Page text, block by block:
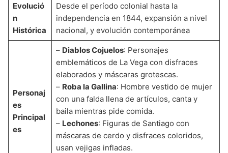
Evolució
n
Histórica
Desde el período colonial hasta la
independencia en 1844, expansión a nivel
nacional, y evolución contemporánea
Personaj
es
Principal
es
– Diablos Cojuelos: Personajes
emblemáticos de La Vega con disfraces
elaborados y máscaras grotescas.
– Roba la Gallina: Hombre vestido de mujer
con una falda llena de artículos, canta y
baila mientras pide comida.
– Lechones: Figuras de Santiago con
máscaras de cerdo y disfraces coloridos,
usan vejigas infladas.